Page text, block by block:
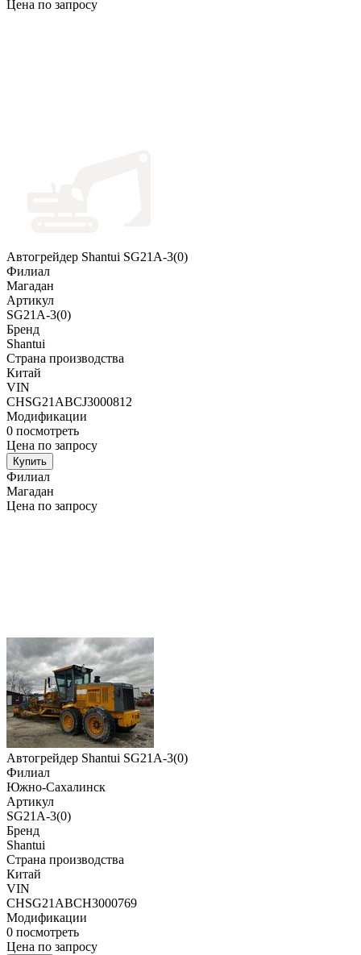
Цена по запросу
Автогрейдер Shantui SG21A-3(0)
Филиал
Магадан
Артикул
SG21A-3(0)
Бренд
Shantui
Страна производства
Китай
VIN
CHSG21ABCJ3000812
Модификации
0 посмотреть
Цена по запросу
Купить
Филиал
Магадан
Цена по запросу
Автогрейдер Shantui SG21A-3(0)
Филиал
Южно-Сахалинск
Артикул
SG21A-3(0)
Бренд
Shantui
Страна производства
Китай
VIN
CHSG21ABCH3000769
Модификации
0 посмотреть
Цена по запросу